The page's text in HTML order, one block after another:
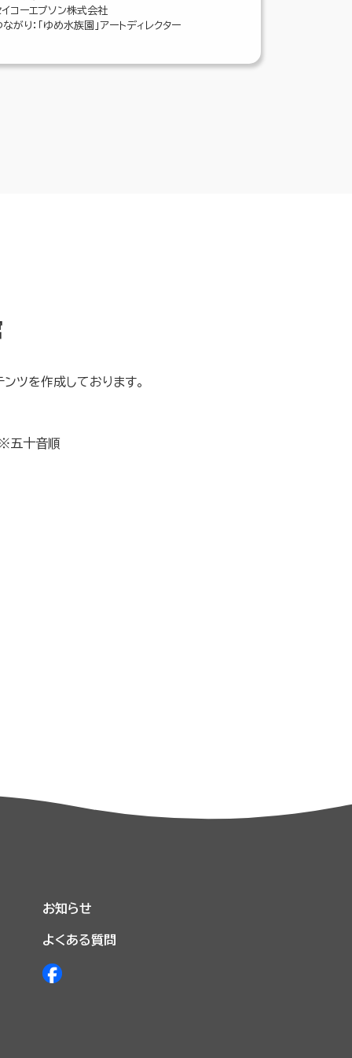
イコーエプソン株式会社
ながり：「ゆめ水族園」アートディレクター
ツを作成しております。
五十音順
お知らせ
よくある質問